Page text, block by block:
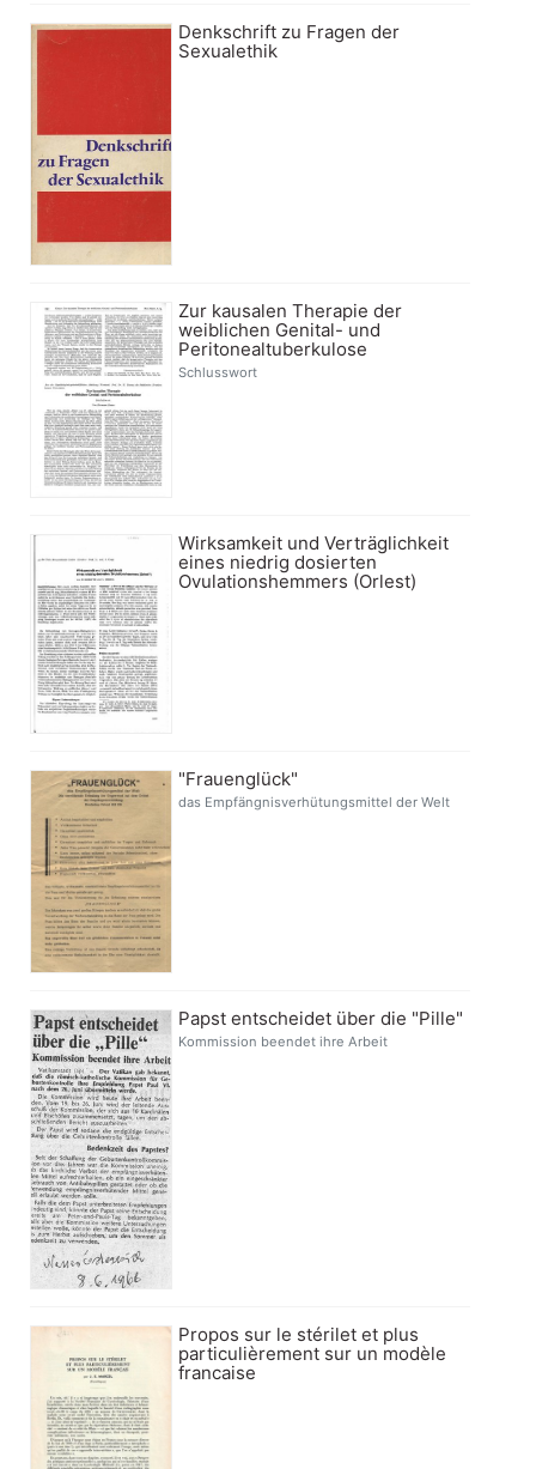
Denkschrift zu Fragen der
Sexualethik
Zur kausalen Therapie der
weiblichen Genital- und
Peritonealtuberkulose
Schlusswort
Wirksamkeit und Verträglichkeit
eines niedrig dosierten
Ovulationshemmers (Orlest)
"Frauenglück"
das Empfängnisverhütungsmittel der Welt
Papst entscheidet über die "Pille"
Kommission beendet ihre Arbeit
Propos sur le stérilet et plus
particulièrement sur un modèle
francaise